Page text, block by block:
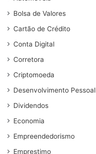
Bolsa de Valores
Cartão de Crédito
Conta Digital
Corretora
Criptomoeda
Desenvolvimento Pessoal
Dividendos
Economia
Empreendedorismo
Emprestimo